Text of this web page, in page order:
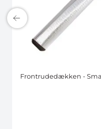
Frontrudedækken -